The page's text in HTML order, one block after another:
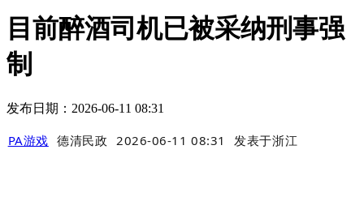
目前醉酒司机已被采纳刑事强
制
发布日期：2026-06-11 08:31
PA游戏 德清民政 2026-06-11 08:31 发表于浙江